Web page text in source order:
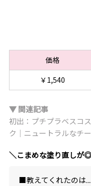
価格
￥1,540
▼ 関連記事
初出：プチプラベスコ
ク｜ニュートラルなチ
＼こまめな塗り直しが
■教えてくれたのは....